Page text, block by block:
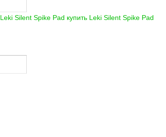
Leki Silent Spike Pad купить Leki Silent Spike Pad